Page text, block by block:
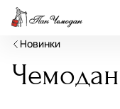
Новинки